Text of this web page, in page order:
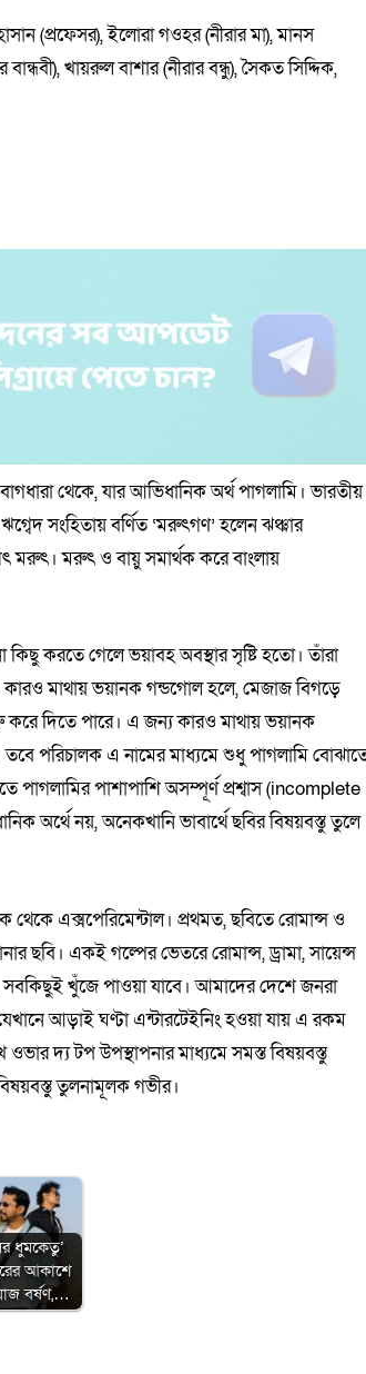
(প্রফেসর), ইলোরা গওহর (নীরার মা), মানস
খায়রুল বাশার (নীরার বন্ধু), সৈকত সিদ্দিক,
থেকে, যার আভিধানিক অর্থ পাগলামি। ভারতীয়
সংহিতায় বর্ণিত ‘মরুৎগণ’ হলেন ঝঞ্ঝার
মরুৎ। মরুৎ ও বায়ু সমার্থক করে বাংলায়
করতে গেলে ভয়াবহ অবস্থার সৃষ্টি হতো। তাঁরা
মাথায় ভয়ানক গন্ডগোল হলে, মেজাজ বিগড়ে
দিতে পারে। এ জন্য কারও মাথায় ভয়ানক
পরিচালক এ নামের মাধ্যমে শুধু পাগলামি
পাগলামির পাশাপাশি অসম্পূর্ণ প্রশ্বাস (incomplete
অর্থে নয়, অনেকখানি ভাবার্থে ছবির বিষয়বস্তু তুলে
থেকে এক্সপেরিমেন্টাল। প্রথমত, ছবিতে রোমান্স ও
ছবি। একই গল্পের ভেতরে রোমান্স, ড্রামা, সায়েন্স
সবকিছুই খুঁজে পাওয়া যাবে। আমাদের দেশে জনরা
আড়াই ঘণ্টা এন্টারটেইনিং হওয়া যায় এ রকম
ওভার দ্য টপ উপস্থাপনার মাধ্যমে সমস্ত বিষয়বস্তু
তুলনামূলক গভীর।
ধুমকেতু’
আকাশে
বর্ষণ,…